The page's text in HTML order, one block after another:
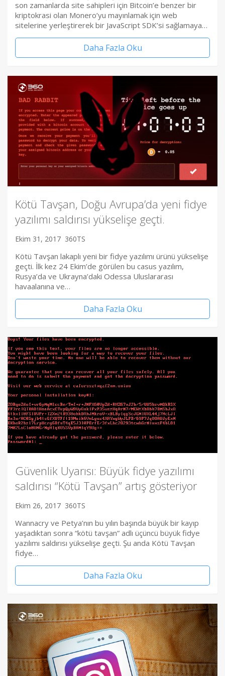
son zamanlarda site sahipleri için Bitcoin’e benzer bir
kriptokrasi olan Monero’yu mayınlamak için web
sitelerine yerleştirerek bir JavaScript SDK’si sağlamaya…
Daha Fazla Oku
Kötü Tavşan, Doğu Avrupa’da yeni fidye
yazılımı saldırısı yükselişe geçti.
Ekim 31, 2017 360TS
Kötü Tavşan lakaplı yeni bir fidye yazılımı ürünü yükselişe
geçti. İlk kez 24 Ekim’de görülen bu casus yazılım,
Rusya’da ve Ukrayna’daki Odessa Uluslararası
havaalanına ve…
Daha Fazla Oku
Güvenlik Uyarısı: Büyük fidye yazılımı
saldırısı “Kötü Tavşan” artış gösteriyor
Ekim 26, 2017 360TS
Wannacry ve Petya’nın bu yılın başında büyük bir kayıp
yaşadıktan sonra “kötü tavşan” adlı üçüncü büyük fidye
yazılımı saldırısı yükselişe geçti. Şu anda Kötü Tavşan
fidye…
Daha Fazla Oku